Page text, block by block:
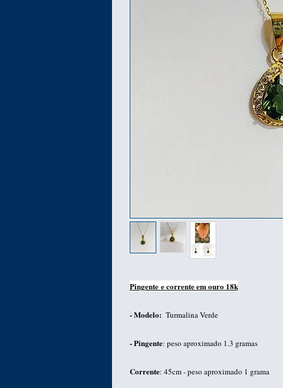
Pingente e corrente em ouro 18k
- Modelo:Turmalina Verde
- Pingente: peso aproximado 1.3 gramas
Corrente: 45cm - peso aproximado 1 grama